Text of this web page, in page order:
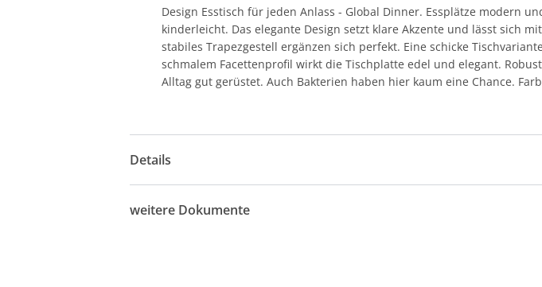
Design Esstisch für jeden Anlass - Global Dinner. Essplätze modern
kinderleicht. Das elegante Design setzt klare Akzente und lässt sich
stabiles Trapezgestell ergänzen sich perfekt. Eine schicke
schmalem Facettenprofil wirkt die Tischplatte edel und elegant.
Alltag gut gerüstet. Auch Bakterien haben hier kaum eine Chance.
Details
weitere Dokumente